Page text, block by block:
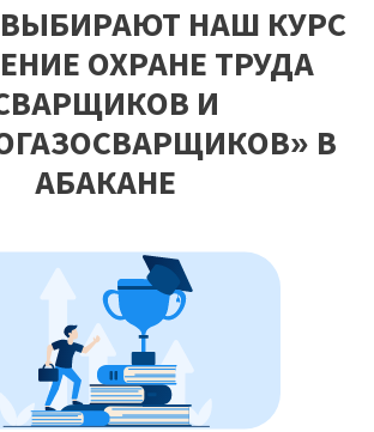
НАШ КУРС
ОХРАНЕ ТРУДА
И
В
АБАКАНЕ